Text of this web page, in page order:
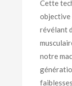
Cette
objective
révélant
notre